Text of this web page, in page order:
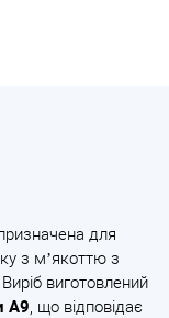
для
з м’якоттю з
виготовлений
А9, що відповідає